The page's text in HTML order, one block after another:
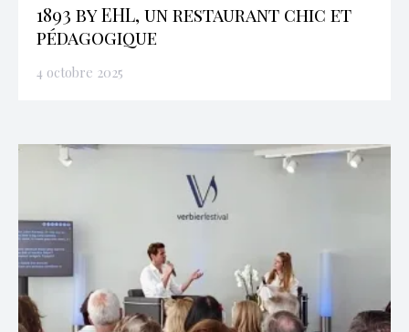
1893 by EHL, un restaurant chic et
pédagogique
4 octobre 2025